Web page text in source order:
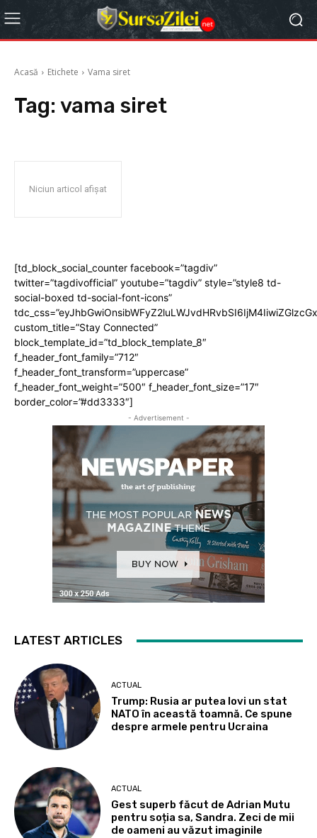
Acasă Etichete Vama siret
Tag: vama siret
Niciun articol afișat
[td_block_social_counter facebook=”tagdiv”
twitter=”tagdivofficial” youtube=”tagdiv” style=”style8 td-
social-boxed td-social-font-icons”
custom_title=”Stay Connected”
block_template_id=”td_block_template_8″
f_header_font_family=”712″
f_header_font_transform=”uppercase”
f_header_font_weight=”500″ f_header_font_size=”17″
border_color=”#dd3333″]
- Advertisement -
LATEST ARTICLES
ACTUAL
Trump: Rusia ar putea lovi un stat
NATO în această toamnă. Ce spune
despre armele pentru Ucraina
ACTUAL
Gest superb făcut de Adrian Mutu
pentru soția sa, Sandra. Zeci de mii
de oameni au văzut imaginile